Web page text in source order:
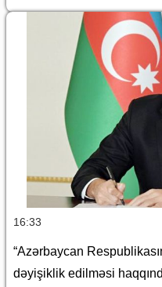
nömrəli və "Azərbaycan
Nazirliyinin fəaliyyətinin
Respublikasının
Əsasnamə"nin təsdiqi və
İqtisadiyyat Nazirliyinin
"Azərbaycan
fəaliyyətinin
Azərbaycan Respublikası
dekabr tarixli 504 nömrəli
edilməsi barədə" 2014-
Respublikası
nömrəli Fərmanında
16:33
“Azərbaycan
dəyişiklik edilməsi